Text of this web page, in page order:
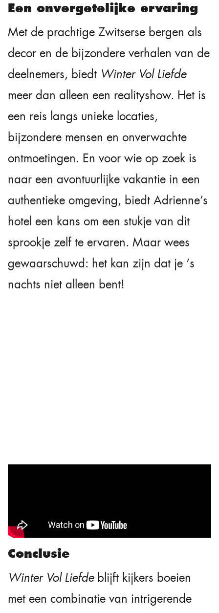
Een onvergetelijke ervaring
Met de prachtige Zwitserse bergen als
decor en de bijzondere verhalen van de
deelnemers, biedt Winter Vol Liefde
meer dan alleen een realityshow. Het is
een reis langs unieke locaties,
bijzondere mensen en onverwachte
ontmoetingen. En voor wie op zoek is
naar een avontuurlijke vakantie in een
authentieke omgeving, biedt Adrienne’s
hotel een kans om een stukje van dit
sprookje zelf te ervaren. Maar wees
gewaarschuwd: het kan zijn dat je ‘s
nachts niet alleen bent!
Conclusie
Winter Vol Liefdeblijft kijkers boeien
met een combinatie van intrigerende